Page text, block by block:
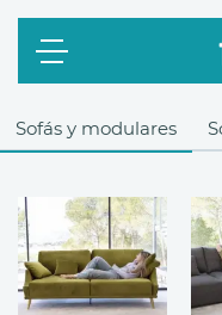
Sofás y modulares